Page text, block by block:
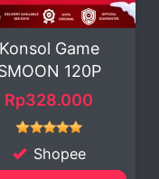
Handy
Mesin Jahit